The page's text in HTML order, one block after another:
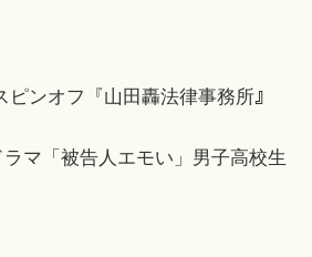
ピンオフ『山田轟法律事務所』
マ「被告人エモい」男子高校生